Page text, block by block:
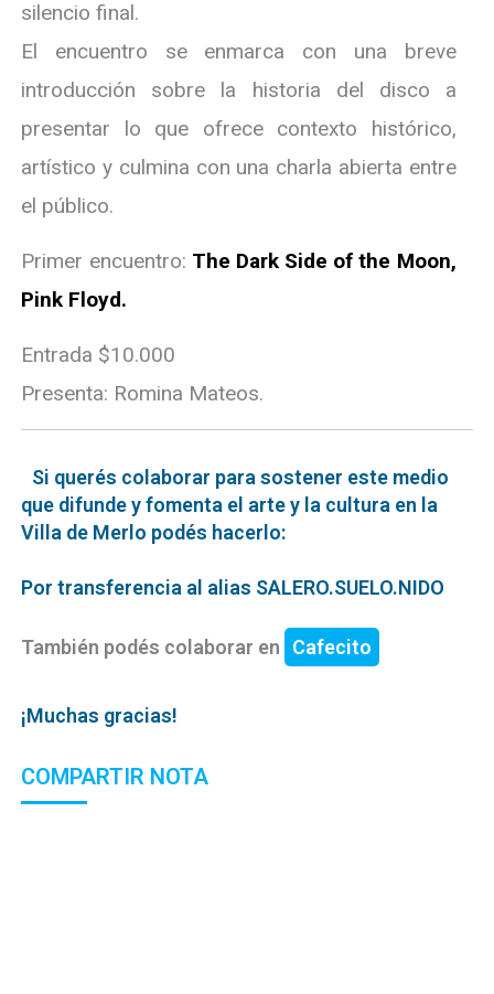
silencio final.
El encuentro se enmarca con una breve
introducción sobre la historia del disco a
presentar lo que ofrece contexto histórico,
artístico y culmina con una charla abierta entre
el público.
Primer encuentro: The Dark Side of the Moon,
Pink Floyd.
Entrada $10.000
Presenta: Romina Mateos.
Si querés colaborar para sostener este medio
que difunde y fomenta el arte y la cultura en la
Villa de Merlo podés hacerlo:
Por transferencia al alias SALERO.SUELO.NIDO
También podés colaborar en Cafecito
¡Muchas gracias!
COMPARTIR NOTA